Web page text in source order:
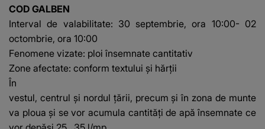
COD GALBEN
Interval de valabilitate: 30 septembrie, ora 10:00- 02
octombrie, ora 10:00
Fenomene vizate: ploi însemnate cantitativ
Zone afectate: conform textului și hărții
În
vestul, centrul și nordul țării, precum și în zona de munte
va ploua și se vor acumula cantități de apă însemnate ce